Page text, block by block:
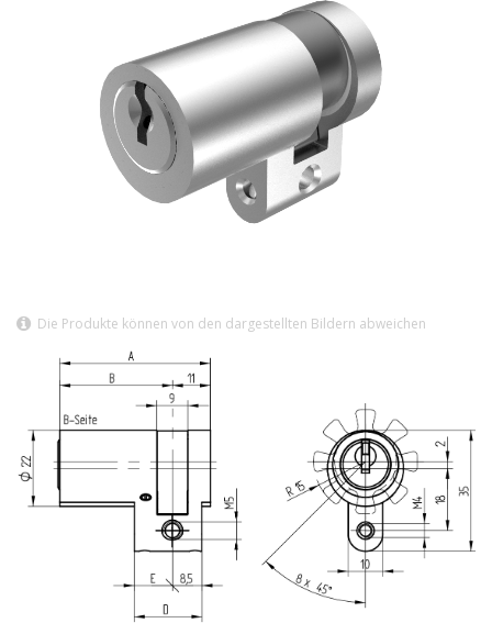
Die Produkte können von den dargestellten Bildern abweichen